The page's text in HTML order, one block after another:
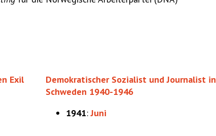
Exil
Demokratischer Sozialist und Journalist in
Schweden 1940-1946
1941:Juni